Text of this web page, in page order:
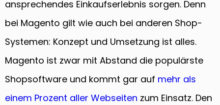
ansprechendes Einkaufserlebnis sorgen. Denn
bei Magento gilt wie auch bei anderen Shop-
Systemen: Konzept und Umsetzung ist alles.
Magento ist zwar mit Abstand die populärste
Shopsoftware und kommt gar auf mehr als
einem Prozent aller Webseiten zum Einsatz. Den